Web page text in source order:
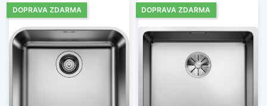
DOPRAVA ZDARMA DOPRAVA ZDARMA